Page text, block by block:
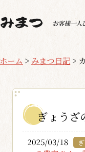
ホーム > みまつ日記 >
ぎょうざ
2025/03/18